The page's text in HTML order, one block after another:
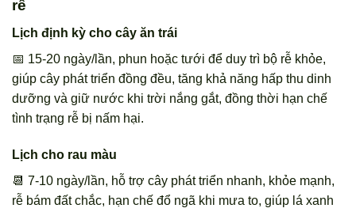
rễ
Lịch định kỳ cho cây ăn trái
📅 15-20 ngày/lần, phun hoặc tưới để duy trì bộ rễ khỏe,
giúp cây phát triển đồng đều, tăng khả năng hấp thu dinh
dưỡng và giữ nước khi trời nắng gắt, đồng thời hạn chế
tình trạng rễ bị nấm hại.
Lịch cho rau màu
📆 7-10 ngày/lần, hỗ trợ cây phát triển nhanh, khỏe mạnh,
rễ bám đất chắc, hạn chế đổ ngã khi mưa to, giúp lá xanh